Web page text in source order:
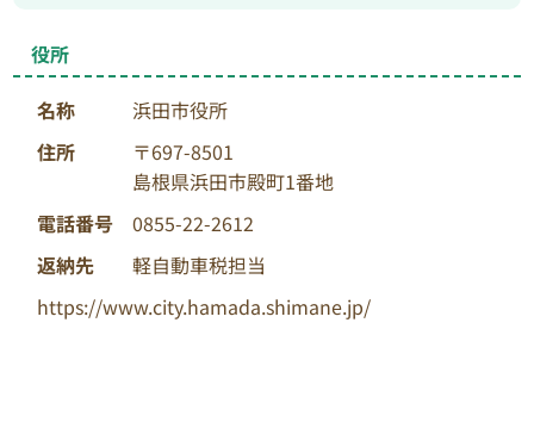
役所
名称
浜田市役所
住所
〒697-8501
島根県浜田市殿町1番地
電話番号
0855-22-2612
返納先
軽自動車税担当
https://www.city.hamada.shimane.jp/